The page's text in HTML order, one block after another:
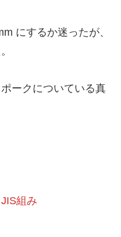
にするか迷ったが、
ークについている真
組み